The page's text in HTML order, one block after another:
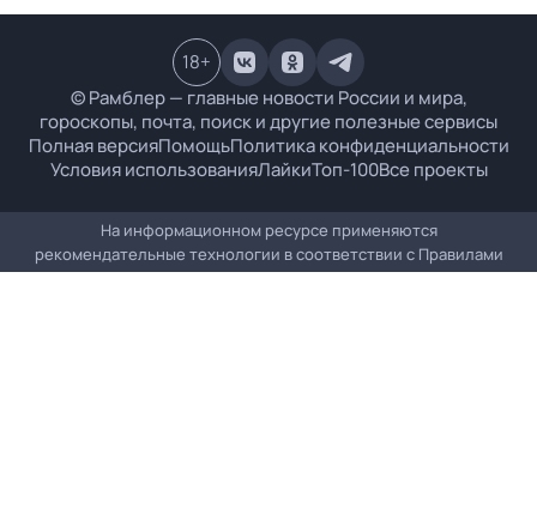
© Рамблер — главные новости России и мира,
гороскопы, почта, поиск и другие полезные сервисы
Полная версияПомощьПолитика конфиденциальности
Условия использованияЛайкиТоп-100Все проекты
18+
На информационном ресурсе применяются
рекомендательные технологии в соответствии с Правилами